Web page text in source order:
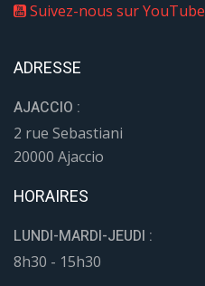
Suivez-nous sur YouTube
ADRESSE
AJACCIO :
2 rue Sebastiani
20000 Ajaccio
HORAIRES
LUNDI-MARDI-JEUDI :
8h30 - 15h30